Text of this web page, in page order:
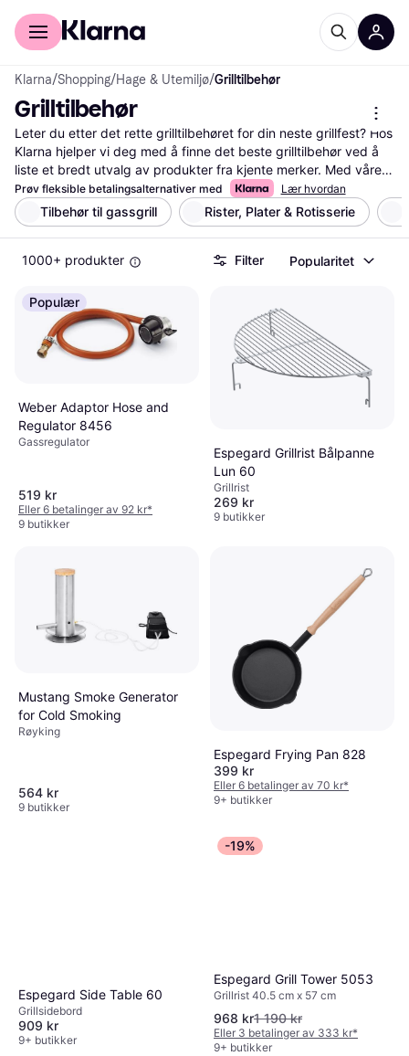
For kunder
Klarna/Shopping/Hage & Utemiljø/Grilltilbehør
Grilltilbehør
Leter du etter det rette grilltilbehøret for din neste grillfest? Hos
Klarna hjelper vi deg med å finne det beste grilltilbehør ved å
liste et bredt utvalg av produkter fra kjente merker. Med våre
praktiske filter kan du enkelt sortere etter type, pris eller
brukeranmeldelser. Dette gjør det lettere for deg å velge det
tilbehøret som passer dine behov og preferanser. Enten du ser
etter grillverktøy, røykflis eller beskyttende trekk, kan du finne
det her. Les også anmeldelser fra andre brukere for å få innsikt
mest mulig verdi for pengene ved å gi deg alle nødvendige
opplysninger på ett sted. Start her for å finne det grilltilbehøret
som gjør din grillopplevelse komplett!
Les mer om grilltilbehør her
Prøv fleksible betalingsalternativer med Lær hvordan
Tilbehør til gassgrill Rister, Plater & Rotisserie
1000+ produkter Filter Popularitet
Populær
Weber Adaptor Hose and
Regulator 8456
Gassregulator
519 kr
Eller 6 betalinger av 92 kr*
9 butikker
Espegard Grillrist Bålpanne
Lun 60
Grillrist
269 kr
9 butikker
Mustang Smoke Generator
for Cold Smoking
Røyking
564 kr
9 butikker
Espegard Frying Pan 828
399 kr
Eller 6 betalinger av 70 kr*
9+ butikker
Espegard Side Table 60
Grillsidebord
909 kr
9+ butikker
-19%
Espegard Grill Tower 5053
Grillrist 40.5 cm x 57 cm
968 kr1 190 kr
Eller 3 betalinger av 333 kr*
9+ butikker